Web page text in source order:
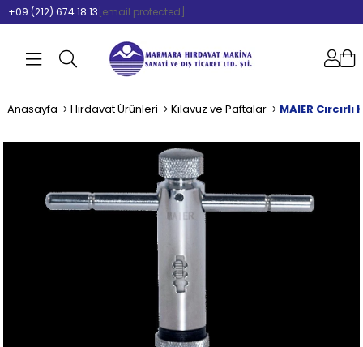
+09 (212) 674 18 13 [email protected]
Anasayfa Hırdavat Ürünleri Kılavuz ve Paftalar MAIER